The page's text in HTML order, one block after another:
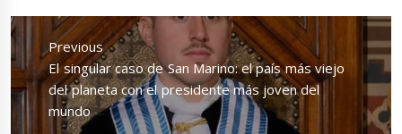
Navegación
de
entradas
Previous
Previous
post:
El singular caso de San Marino: el país más viejo
del planeta con el presidente más joven del
mundo